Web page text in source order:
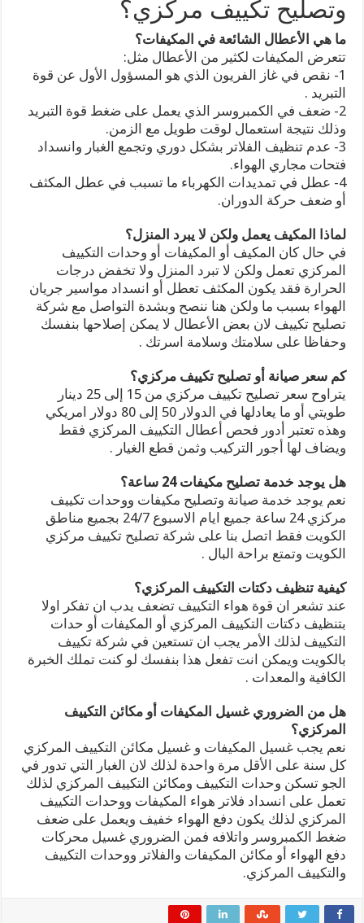
وتصليح تكييف مركزي؟
ما هي الأعطال الشائعة في المكيفات؟
تتعرض المكيفات لكثير من الأعطال مثل:
1- نقص في غاز الفريون الذي هو المسؤول الأول عن قوة
التبريد .
2- ضعف في الكمبروسر الذي يعمل على ضغط قوة التبريد
وذلك نتيجة استعمال لوقت طويل مع الزمن.
3- عدم تنظيف الفلاتر بشكل دوري وتجمع الغبار وانسداد
فتحات مجاري الهواء.
4- عطل في تمديدات الكهرباء ما تسبب في عطل المكثف
أو ضعف حركة الدوران.
لماذا المكيف يعمل ولكن لا يبرد المنزل؟
في حال كان المكيف أو المكيفات أو وحدات التكييف
المركزي تعمل ولكن لا تبرد المنزل ولا تخفض درجات
الحرارة فقد يكون المكثف تعطل أو انسداد مواسير جريان
الهواء بسبب ما ولكن هنا ننصح وبشدة التواصل مع شركة
تصليح تكييف لان بعض الأعطال لا يمكن إصلاحها بنفسك
وحفاظا على سلامتك وسلامة اسرتك .
كم سعر صيانة أو تصليح تكييف مركزي؟
يتراوح سعر تصليح تكييف مركزي من 15 إلى 25 دينار
طويتي أو ما يعادلها في الدولار 50 إلى 80 دولار امريكي
وهذه تعتبر أدور فحص أعطال التكييف المركزي فقط
ويضاف لها أجور التركيب وثمن قطع الغيار .
هل يوجد خدمة تصليح مكيفات 24 ساعة؟
نعم يوجد خدمة صيانة وتصليح مكيفات ووحدات تكييف
مركزي 24 ساعة جميع ايام الاسبوع 24/7 بجميع مناطق
الكويت فقط اتصل بنا على شركة تصليح تكييف مركزي
الكويت وتمتع براحة البال .
كيفية تنظيف دكتات التكييف المركزي؟
عند تشعر ان قوة هواء التكييف تضعف يدب ان تفكر اولا
بتنظيف دكتات التكييف المركزي أو المكيفات أو حدات
التكييف لذلك الأمر يجب ان تستعين في شركة تكييف
بالكويت ويمكن انت تفعل هذا بنفسك لو كنت تملك الخبرة
الكافية والمعدات .
هل من الضروري غسيل المكيفات أو مكائن التكييف
المركزي؟
نعم يجب غسيل المكيفات و غسيل مكائن التكييف المركزي
كل سنة على الأقل مرة واحدة لذلك لان الغبار التي تدور في
الجو تسكن وحدات التكييف ومكائن التكييف المركزي لذلك
تعمل على انسداد فلاتر هواء المكيفات ووحدات التكييف
المركزي لذلك يكون دفع الهواء خفيف ويعمل على ضعف
ضغط الكمبروسر واتلافه فمن الضروري غسيل محركات
دفع الهواء أو مكائن المكيفات والفلاتر ووحدات التكييف
والتكييف المركزي.